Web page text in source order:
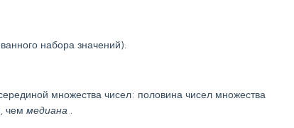
набора значений).
множества чисел: половина чисел множества
чем медиана